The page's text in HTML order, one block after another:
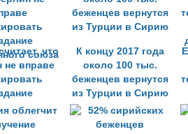
что
не вправе
союза
К концу 2017 года
около 100 тыс.
беженцев вернутся
из Турции в Сирию